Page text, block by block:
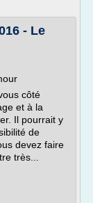
- Le
côté
et à la
Il pourrait y
de
devez faire
très...